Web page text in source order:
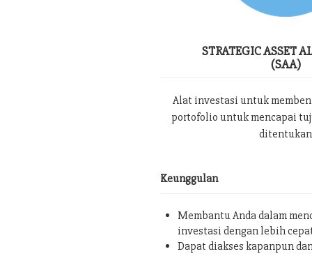
STRATEGIC ASSET
(SAA)
Alat investasi untuk
portofolio untuk mencapai
ditentukan
Keunggulan
Membantu Anda dalam
investasi dengan lebih
Dapat diakses kapanpun